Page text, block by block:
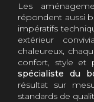
Les
répondent aussi
impératifs
extérieur
chaleureux,
confort, style et
spécialiste du
résultat sur
standards de